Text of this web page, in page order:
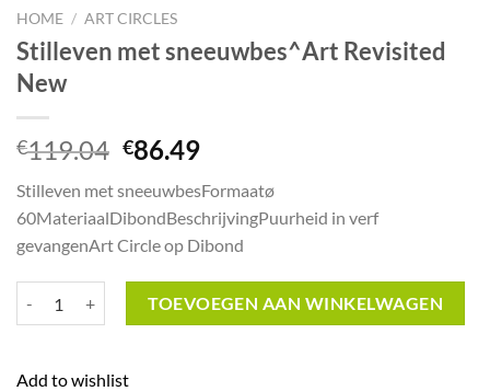
HOME / ART CIRCLES
Stilleven met sneeuwbes^Art Revisited
New
€119.04 Oorspronkelijke
was:
€119.04.
€86.49Huidige
is:
€86.49.
Stilleven met sneeuwbesFormaatø
60MateriaalDibondBeschrijvingPuurheid in verf
gevangenArt Circle op Dibond
TOEVOEGEN AAN WINKELWAGEN
Add to wishlist